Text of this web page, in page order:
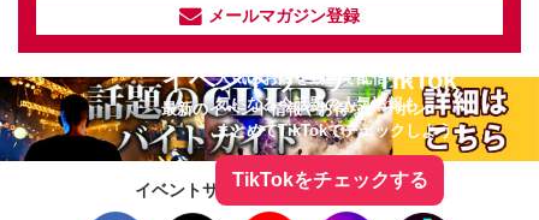
メールマガジン登録
イベントサーチ - TikTok
最新のイベント情報やお得なクーポン
人気のお店を動画で配信中！
気になる今話題の人気情報も
まとめてTikTokでチェックしよう！
TikTokをチェックする
イベントサーチをフォローしよう！